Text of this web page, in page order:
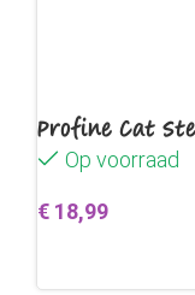
Profine Cat
Op voorraad
€ 18,99